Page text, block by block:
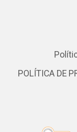
POLÍTICA DE